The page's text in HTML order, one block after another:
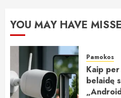
YOU MAY HAVE
Pamokos
Kaip
belaidę